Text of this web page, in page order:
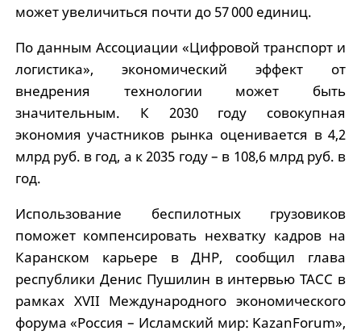
может увеличиться почти до 57 000 единиц.
По данным Ассоциации «Цифровой транспорт и
логистика», экономический эффект от
внедрения технологии может быть
значительным. К 2030 году совокупная
экономия участников рынка оценивается в 4,2
млрд руб. в год, а к 2035 году – в 108,6 млрд руб. в
год.
Использование беспилотных грузовиков
поможет компенсировать нехватку кадров на
Каранском карьере в ДНР, сообщил глава
республики Денис Пушилин в интервью ТАСС в
рамках XVII Международного экономического
форума «Россия – Исламский мир: KazanForum»,